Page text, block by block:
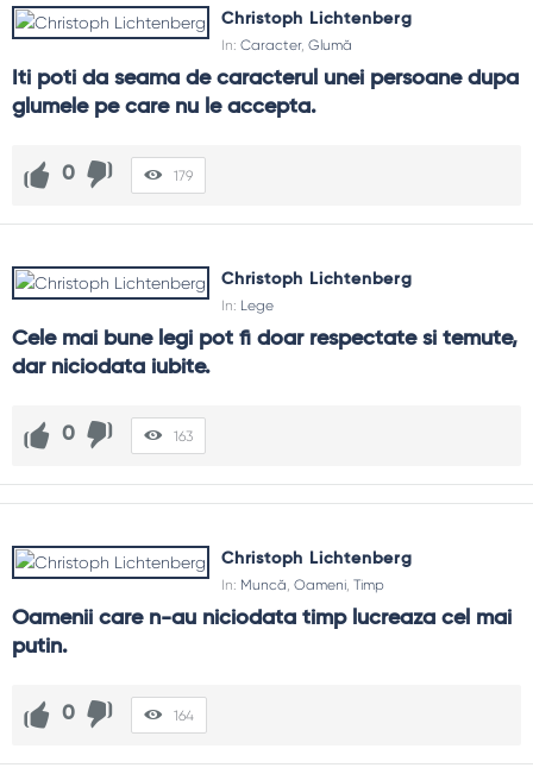
Christoph Lichtenberg
In: Caracter, Glumă
Iti poti da seama de caracterul unei persoane dupa
glumele pe care nu le accepta.
0 179
Christoph Lichtenberg
In: Lege
Cele mai bune legi pot fi doar respectate si temute,
dar niciodata iubite.
0 163
Christoph Lichtenberg
In: Muncă Oameni Timp
Oamenii care n-au niciodata timp lucreaza cel mai
putin.
0 164